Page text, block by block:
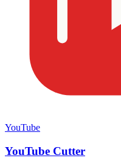
YouTube
YouTube Cutter